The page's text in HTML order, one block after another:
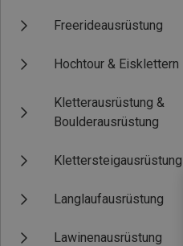
Freerideausrüstung
Hochtour & Eisklettern
Kletterausrüstung &
Boulderausrüstung
Klettersteigausrüstung
Langlaufausrüstung
Lawinenausrüstung